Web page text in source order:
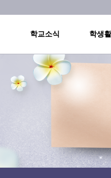
학교소식 학생